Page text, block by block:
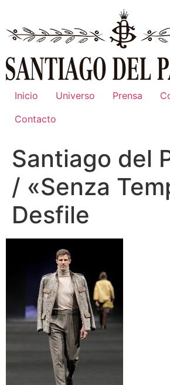
contenido
Inicio Universo Prensa
Contacto
Santiago del
/ «Senza
Desfile